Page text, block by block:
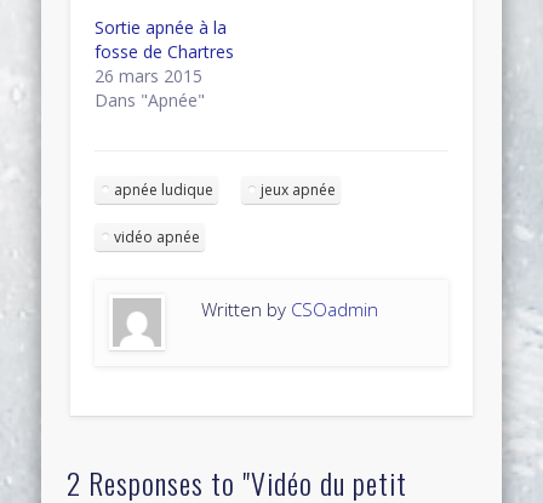
Sortie apnée à la
fosse de Chartres
26 mars 2015
Dans "Apnée"
apnée ludique jeux apnée
vidéo apnée
Written by CSOadmin
2 Responses to "Vidéo du petit